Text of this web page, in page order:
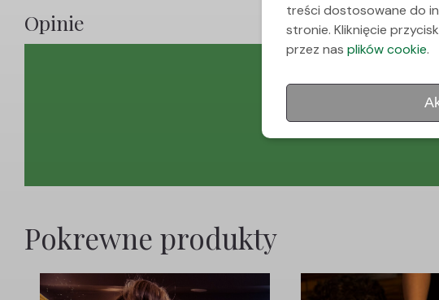
Opinie
Pokrewne produkty
treści dostosowane do
stronie. Kliknięcie
przez nas plików cookie.